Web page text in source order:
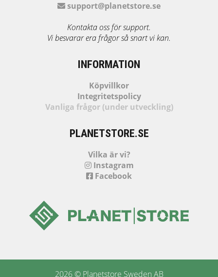
support@planetstore.se
Kontakta oss för support.
Vi besvarar era frågor så snart vi kan.
INFORMATION
Köpvillkor
Integritetspolicy
Vanliga frågor (under utveckling)
PLANETSTORE.SE
Vilka är vi?
Instagram
Facebook
2026 © Planetstore Sweden AB